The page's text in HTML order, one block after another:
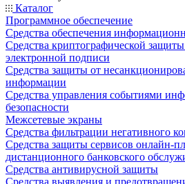
Каталог
Программное обеспечение
Средства обеспечения
Средства криптографической
электронной подписи
Средства защиты от
информации
Средства управления событиями
безопасности
Межсетевые экраны
Средства фильтрации негативного
Средства защиты сервисов онлайн-
дистанционного банковского
Средства антивирусной защиты
Средства выявления и